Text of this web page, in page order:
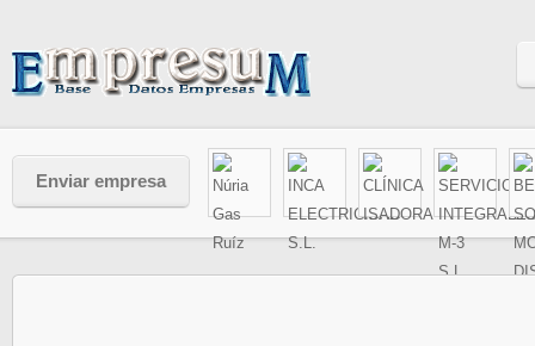
Enviar empresa